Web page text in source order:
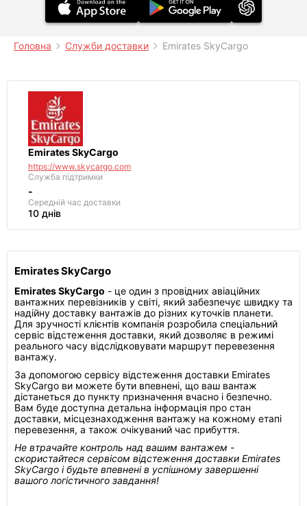
Головна Служби доставки Emirates SkyCargo
Emirates SkyCargo
https://www.skycargo.com
Служба підтримки
-
Середній час доставки
10 днів
Emirates SkyCargo
Emirates SkyCargo - це один з провідних авіаційних
вантажних перевізників у світі, який забезпечує швидку та
надійну доставку вантажів до різних куточків планети.
Для зручності клієнтів компанія розробила спеціальний
сервіс відстеження доставки, який дозволяє в режимі
реального часу відслідковувати маршрут перевезення
вантажу.
За допомогою сервісу відстеження доставки Emirates
SkyCargo ви можете бути впевнені, що ваш вантаж
дістанеться до пункту призначення вчасно і безпечно.
Вам буде доступна детальна інформація про стан
доставки, місцезнаходження вантажу на кожному етапі
перевезення, а також очікуваний час прибуття.
Не втрачайте контроль над вашим вантажем -
скористайтеся сервісом відстеження доставки Emirates
SkyCargo і будьте впевнені в успішному завершенні
вашого логістичного завдання!